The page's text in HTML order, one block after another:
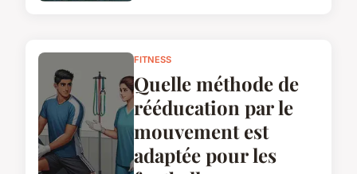
FITNESS
Quelle méthode de
rééducation par le
mouvement est
adaptée pour les